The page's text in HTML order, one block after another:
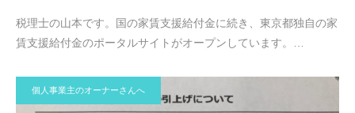
税理士の山本です。国の家賃支援給付金に続き、東京都独自の家
賃支援給付金のポータルサイトがオープンしています。…
個人事業主のオーナーさんへ